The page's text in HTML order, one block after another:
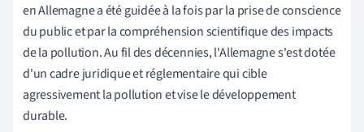
en Allemagne a été guidée à la fois par la prise de conscience
du public et par la compréhension scientifique des impacts
de la pollution. Au fil des décennies, l'Allemagne s'est dotée
d'un cadre juridique et réglementaire qui cible
agressivement la pollution et vise le développement
durable.